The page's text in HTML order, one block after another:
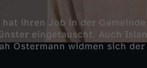
ihren Job in der
eingetauscht. Auch
Ostermann widmen sich der